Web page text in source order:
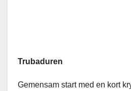
Trubaduren
Gemensam start med en kort